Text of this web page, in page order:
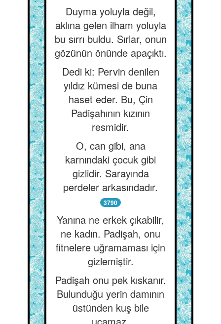
Duyma yoluyla değil,
aklına gelen ilham yoluyla
bu sırrı buldu. Sırlar, onun
gözünün önünde apaçıktı.
Dedi ki: Pervin denilen
yıldız kümesi de buna
haset eder. Bu, Çin
Padişahının kızının
resmidir.
O, can gibi, ana
karnındaki çocuk gibi
gizlidir. Sarayında
perdeler arkasındadır.
3790
Yanına ne erkek çıkabilir,
ne kadın. Padişah, onu
fitnelere uğramaması için
gizlemiştir.
Padişah onu pek kıskanır.
Bulunduğu yerin damının
üstünden kuş bile